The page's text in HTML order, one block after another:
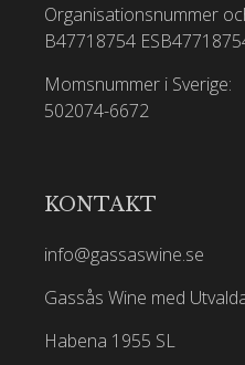
Organisationsnummer
B47718754
Momsnummer i Sverige:
502074-6672
KONTAKT
info@gassaswine.se
Gassås Wine med
Habena 1955 SL